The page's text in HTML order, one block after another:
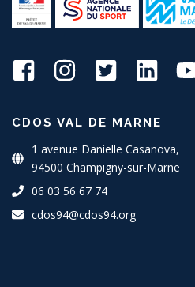
CDOS VAL DE MARNE
1 avenue Danielle Casanova,
94500 Champigny-sur-Marne
06 03 56 67 74
cdos94@cdos94.org